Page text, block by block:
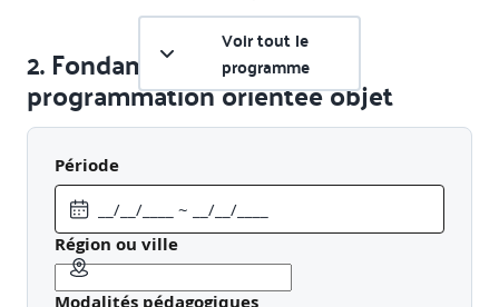
2. Fondamentaux de la
programmation orientée objet
Concepts de base : classes, objets, attributs, méthodes
Encapsulation : visibilité, structuration
Abstraction : simplification et conceptualisation
Différence entre programmation procédurale et objet
Voir tout le
programme
Période
Région ou ville
Modalités pédagogiques